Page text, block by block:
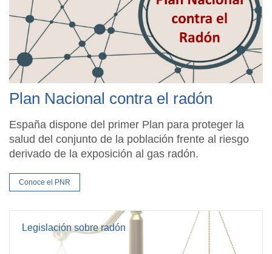
Plan Nacional contra el radón
España dispone del primer Plan para proteger la
salud del conjunto de la población frente al riesgo
derivado de la exposición al gas radón.
Conoce el PNR
Legislación sobre radón